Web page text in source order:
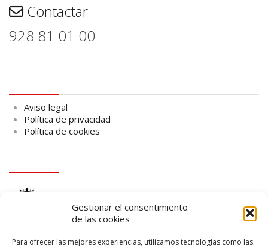
Gestionar el consentimiento
de las cookies
Para ofrecer las mejores experiencias, utilizamos tecnologías como las
Contactar
928 81 01 00
Aviso legal
Política de privacidad
Política de cookies